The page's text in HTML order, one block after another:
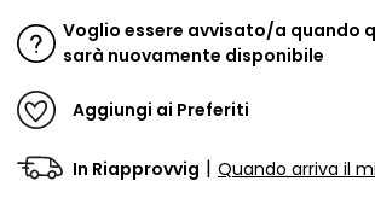
Voglio essere avvisato/a quando
sarà nuovamente disponibile
Aggiungi ai Preferiti
In Riapprovvig | Quando arriva il